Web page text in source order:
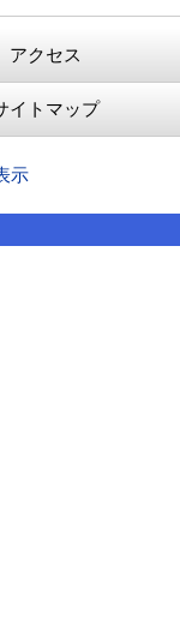
アクセス
イトマップ
示